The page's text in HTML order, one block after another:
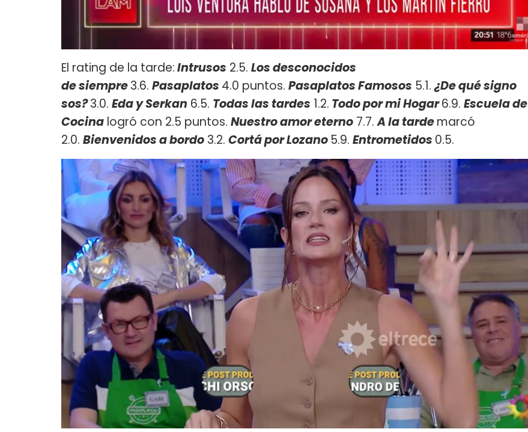
El rating de la tarde:Intrusos 2.5. Los desconocidos
desiempre3.6. Pasaplatos 4.0 puntos. Pasaplatos Famosos 5.1.¿De qué signo
sos?3.0. Eda y Serkan 6.5. Todas las tardes 1.2. Todo por mi Hogar6.9. Escuela de
Cocina logró con 2.5 puntos. Nuestro amor eterno 7.7.A la tardemarcó
2.0. Bienvenidos a bordo 3.2. Cortá por Lozano5.9. Entrometidos 0.5.